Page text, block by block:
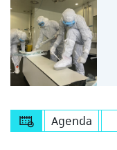
Agenda